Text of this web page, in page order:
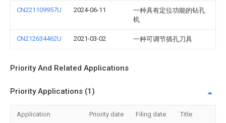
CN221109957U 2024-06-11
一种具有定位功能的钻孔
机
CN212634462U 2021-03-02 一种可调节插孔刀具
Priority And Related Applications
Priority Applications (1)
Application Priority date Filing date Title